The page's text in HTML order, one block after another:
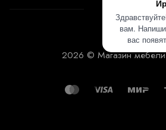
вам.
вас
2026 © Магазин